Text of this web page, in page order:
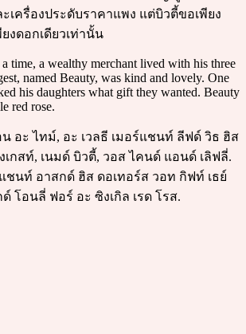
เครื่องประดับราคาแพง แต่บิวตี้ขอเพียง
งดอกเดียวเท่านั้น
time, a wealthy merchant lived with his three
named Beauty, was kind and lovely. One
his daughters what gift they wanted. Beauty
red rose.
อะ ไทม์, อะ เวลธี เมอร์แชนท์ ลีฟด์ วิธ ฮิส
เกสท์, เนมด์ บิวตี้, วอส ไคนด์ แอนด์ เลิฟลี่.
แชนท์ อาสกด์ ฮิส ดอเทอร์ส วอท กิฟท์ เธย์
โอนลี่ ฟอร์ อะ ซิงเกิล เรด โรส.